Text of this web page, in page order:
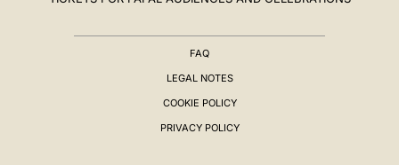
FAQ
LEGAL NOTES
COOKIE POLICY
PRIVACY POLICY